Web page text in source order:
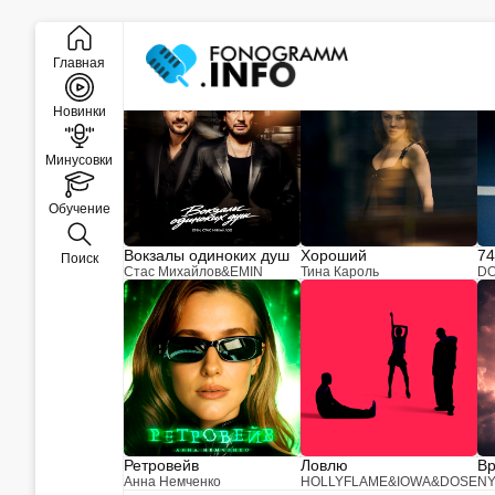
Главная
Новинки
Минусовки
Обучение
Поиск
Закрыть
Новинки музыки
Вокзалы одиноких душ
Стас Михайлов&EMIN
Хороший
Тина Кароль
Ретровейв
Анна Немченко
Ловлю
HOLLYFLAME& IOWA&DOSE